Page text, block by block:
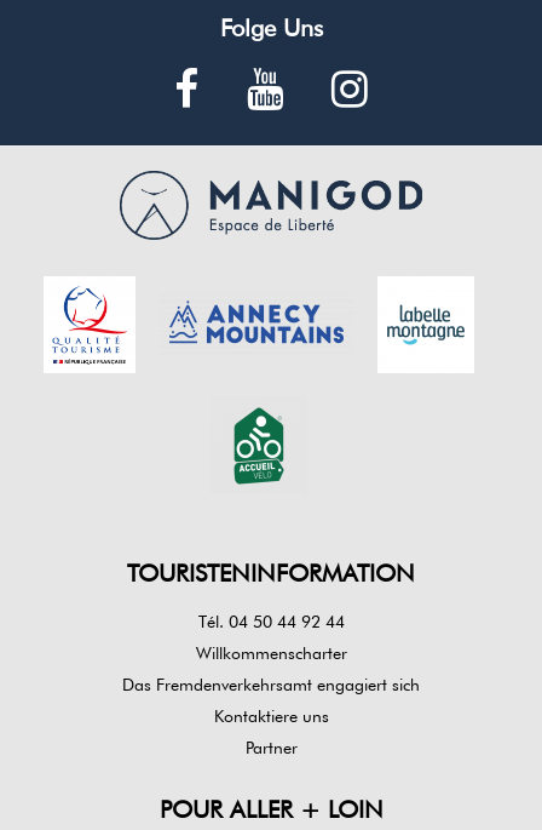
Folge Uns
TOURISTENINFORMATION
Tél. 04 50 44 92 44
Willkommenscharter
Das Fremdenverkehrsamt engagiert sich
Kontaktiere uns
Partner
POUR ALLER + LOIN